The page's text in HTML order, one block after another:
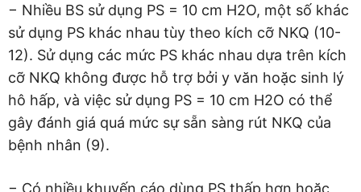
− Nhiều BS sử dụng PS = 10 cm H2O, một số khác
sử dụng PS khác nhau tùy theo kích cỡ NKQ (10-
12). Sử dụng các mức PS khác nhau dựa trên kích
cỡ NKQ không được hỗ trợ bởi y văn hoặc sinh lý
hô hấp, và việc sử dụng PS = 10 cm H2O có thể
gây đánh giá quá mức sự sẵn sàng rút NKQ của
bệnh nhân (9).
− Có nhiều khuyến cáo dùng PS thấp hơn hoặc